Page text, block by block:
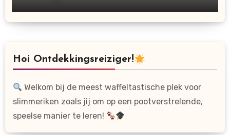
Hoi Ontdekkingsreiziger!
Welkom bij de meest waffeltastische plek voor
slimmeriken zoals jij om op een pootverstrelende,
speelse manier te leren!